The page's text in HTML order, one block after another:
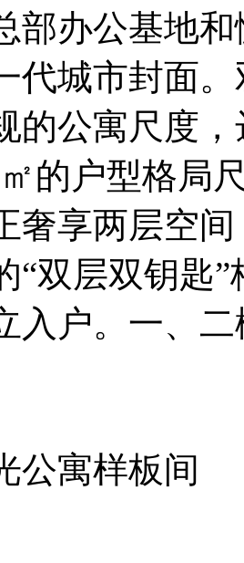
部办公基地
代城市封面
的公寓尺度
的户型格局
奢享两层空
“双层双钥匙
入户。一、
公寓样板间